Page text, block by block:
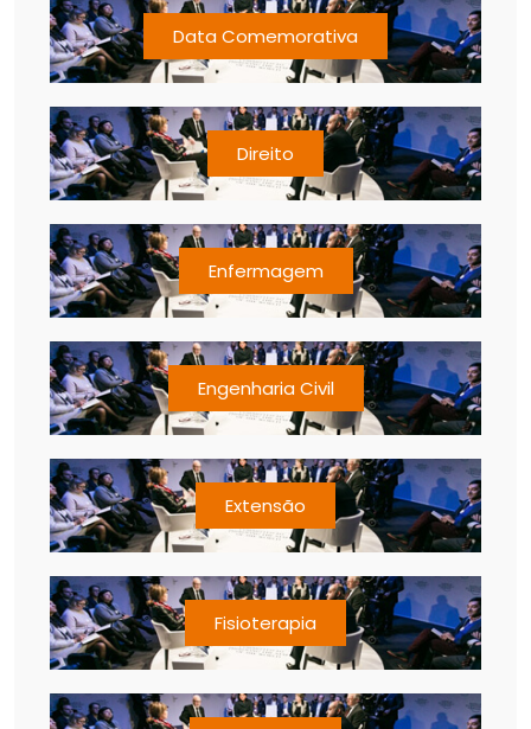
Data Comemorativa
Direito
Enfermagem
Engenharia Civil
Extensão
Fisioterapia